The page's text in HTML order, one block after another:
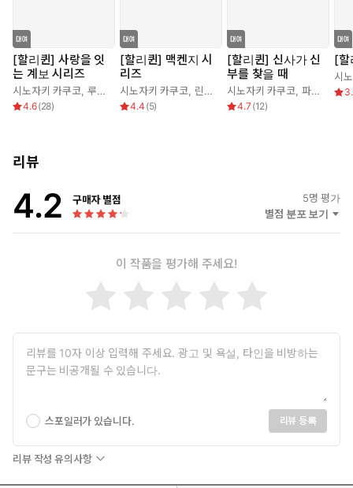
[할리퀸] 사랑을 잇
는 계보 시리즈
시노자키 카쿠코, 루시 고든
4.6(28)
[할리퀸] 맥켄지 시
리즈
시노자키 카쿠코, 린다 하워드
4.4 (5)
[할리퀸] 신사가 신
부를 찾을 때
시노자키 카쿠코, 파멜라 잉그램
4.7 (12)
[할
시
리뷰
4.2 구매자 별점 5명 평가
별점 분포 보기
이 작품을 평가해 주세요!
스포일러가 있습니다. 리뷰 등록
리뷰 작성 유의사항